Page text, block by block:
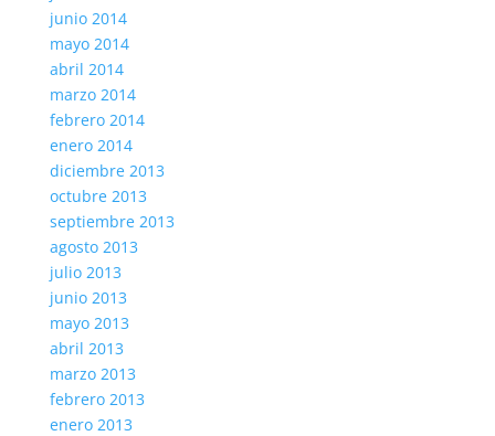
junio 2014
mayo 2014
abril 2014
marzo 2014
febrero 2014
enero 2014
diciembre 2013
octubre 2013
septiembre 2013
agosto 2013
julio 2013
junio 2013
mayo 2013
abril 2013
marzo 2013
febrero 2013
enero 2013